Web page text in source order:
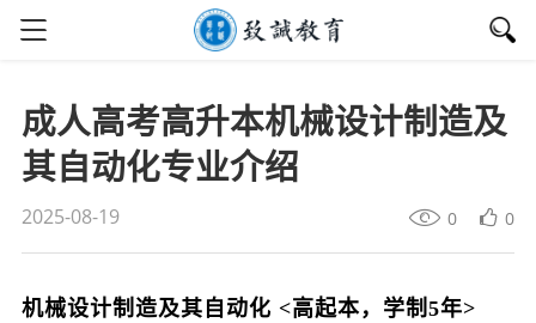
成人高考高升本机械设计制造及
其自动化专业介绍
2025-08-19 0 0
机械设计制造及其自动化 <高起本，学制5年>